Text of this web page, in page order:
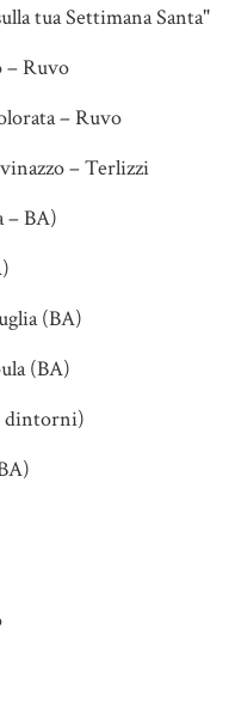
tua Settimana Santa"
– Ruvo
– Ruvo
– Terlizzi
– BA)
(BA)
(BA)
dintorni)